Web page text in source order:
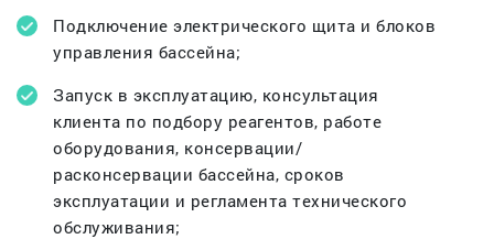
Подключение электрического щита и блоков
управления бассейна;
Запуск в эксплуатацию, консультация
клиента по подбору реагентов, работе
оборудования, консервации/
расконсервации бассейна, сроков
эксплуатации и регламента технического
обслуживания;